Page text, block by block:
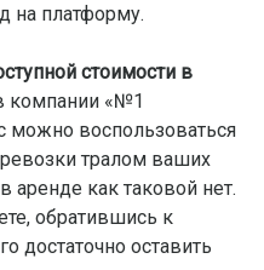
на платформу.
стоимости в
«№1
можно воспользоваться
тралом ваших
аренде как таковой нет.
обратившись к
достаточно оставить